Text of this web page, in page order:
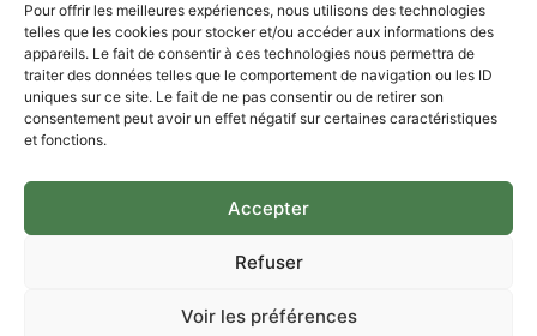
Pour offrir les meilleures expériences, nous utilisons des technologies
telles que les cookies pour stocker et/ou accéder aux informations des
appareils. Le fait de consentir à ces technologies nous permettra de
traiter des données telles que le comportement de navigation ou les ID
uniques sur ce site. Le fait de ne pas consentir ou de retirer son
consentement peut avoir un effet négatif sur certaines caractéristiques
et fonctions.
Accepter
Refuser
Voir les préférences
Confidentialités
Gestion cookies
Mention légales